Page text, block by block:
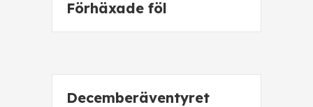
Förhäxade föl
Decemberäventyret